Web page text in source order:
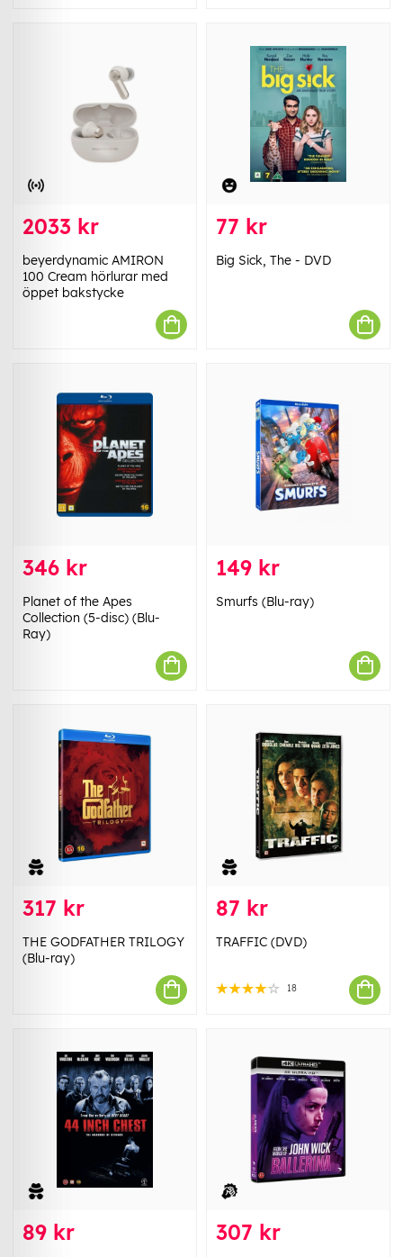
2033 kr
beyerdynamic AMIRON
100 Cream hörlurar med
öppet bakstycke
77 kr
Big Sick, The - DVD
346 kr
Planet of the Apes
Collection (5-disc) (Blu-
Ray)
149 kr
Smurfs (Blu-ray)
317 kr
THE GODFATHER TRILOGY
(Blu-ray)
87 kr
TRAFFIC (DVD)
18
89 kr 307 kr